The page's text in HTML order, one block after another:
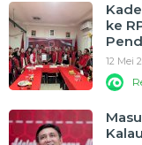
ke
12 Mei